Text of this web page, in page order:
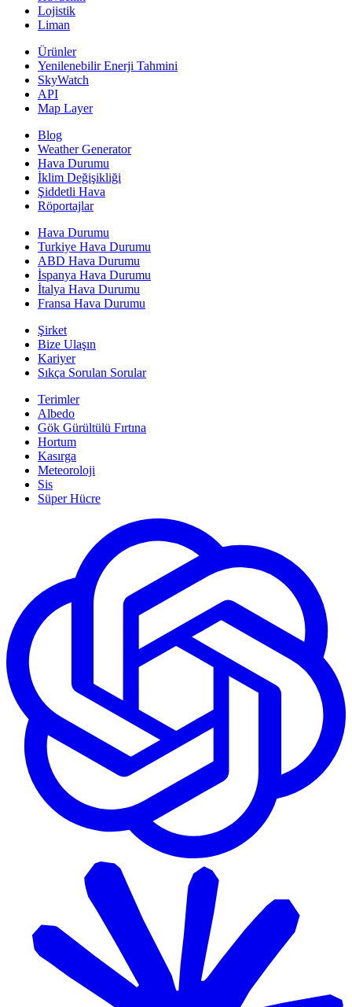
Lojistik
Liman
Ürünler
Yenilenebilir Enerji Tahmini
SkyWatch
API
Map Layer
Blog
Weather Generator
Hava Durumu
İklim Değişikliği
Şiddetli Hava
Röportajlar
Hava Durumu
Turkiye Hava Durumu
ABD Hava Durumu
İspanya Hava Durumu
İtalya Hava Durumu
Fransa Hava Durumu
Şirket
Bize Ulaşın
Kariyer
Sıkça Sorulan Sorular
Terimler
Albedo
Gök Gürültülü Fırtına
Hortum
Kasırga
Meteoroloji
Sis
Süper Hücre